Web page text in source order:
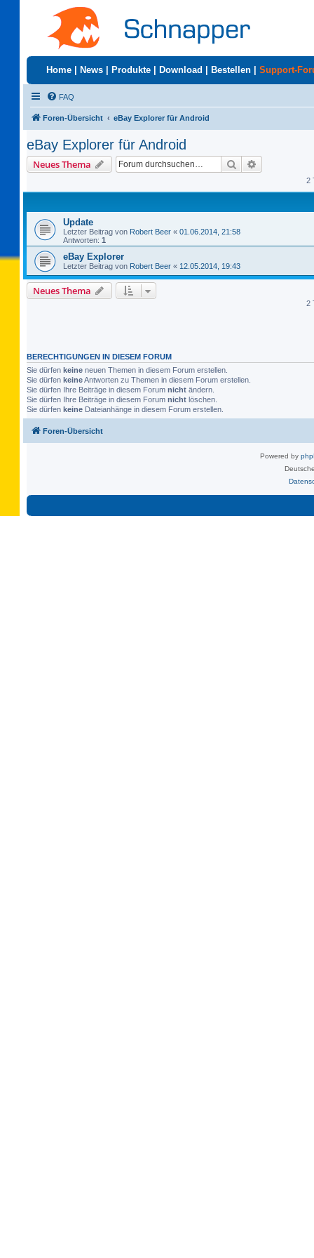
Home News Produkte Download Bestellen Support-
FAQ
Foren-Übersicht eBay Explorer für Android
eBay Explorer für Android
Neues Thema Suche
2
Update
Letzter Beitrag von Robert Beer « 01.06.2014, 21:58
Antworten: 1
eBay Explorer
Letzter Beitrag von Robert Beer « 12.05.2014, 19:43
Neues Thema
2
BERECHTIGUNGEN IN DIESEM FORUM
Sie dürfen keine neuen Themen in diesem Forum erstellen.
Sie dürfen keineAntworten zu Themen in diesem Forum erstellen.
Sie dürfen Ihre Beiträge in diesem Forum nicht ändern.
Sie dürfen Ihre Beiträge in diesem Forum nicht löschen.
Sie dürfen keine Dateianhänge in diesem Forum erstellen.
Foren-Übersicht
Powered by